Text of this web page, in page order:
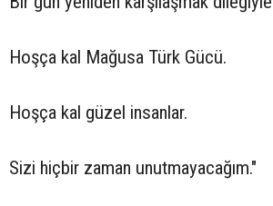
Hoşça kal Mağusa Türk Gücü.
Hoşça kal güzel insanlar.
Sizi hiçbir zaman unutmayacağım."